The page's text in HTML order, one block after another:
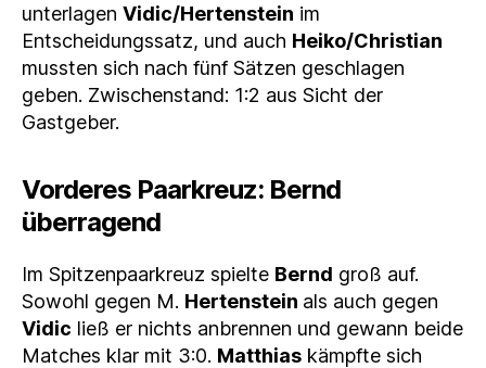
unterlagen Vidic/Hertenstein im
Entscheidungssatz, und auch Heiko/Christian
mussten sich nach fünf Sätzen geschlagen
geben. Zwischenstand: 1:2 aus Sicht der
Gastgeber.
Vorderes Paarkreuz: Bernd
überragend
Im Spitzenpaarkreuz spielte Bernd groß auf.
Sowohl gegen M. Hertenstein als auch gegen
Vidic ließ er nichts anbrennen und gewann beide
Matches klar mit 3:0. Matthias kämpfte sich